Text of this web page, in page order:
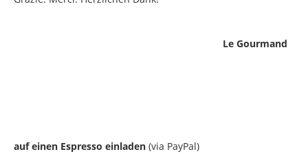
Le Gourmand
auf einen Espresso einladen (via PayPal)